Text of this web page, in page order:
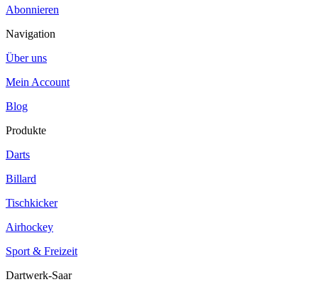
Abonnieren
Navigation
Über uns
Mein Account
Blog
Produkte
Darts
Billard
Tischkicker
Airhockey
Sport & Freizeit
Dartwerk-Saar